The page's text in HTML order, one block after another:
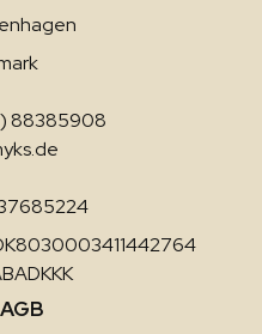
88385908